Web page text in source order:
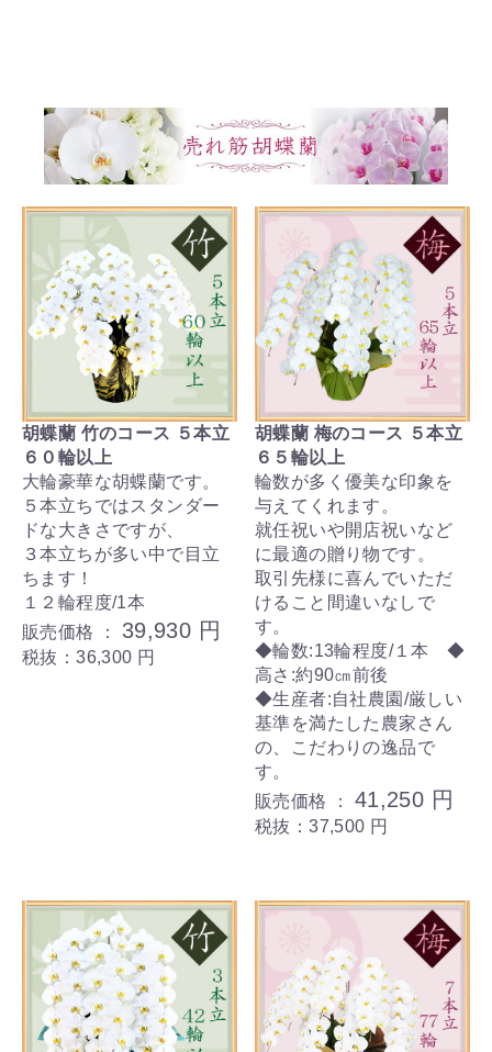
胡蝶蘭 竹のコース ５本立
６０輪以上
大輪豪華な胡蝶蘭です。
５本立ちではスタンダー
ドな大きさですが、
３本立ちが多い中で目立
ちます！
１２輪程度/1本
販売価格 ： 39,930 円
税抜：36,300 円
胡蝶蘭 梅のコース ５本立
６５輪以上
輪数が多く優美な印象を
与えてくれます。
就任祝いや開店祝いなど
に最適の贈り物です。
取引先様に喜んでいただ
けること間違いなしで
す。
◆輪数:13輪程度/１本 ◆
高さ:約90㎝前後
◆生産者:自社農園/厳しい
基準を満たした農家さん
の、こだわりの逸品で
す。
販売価格 ： 41,250 円
税抜：37,500 円